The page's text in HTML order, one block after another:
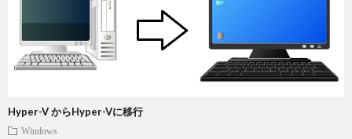
Hyper-V からHyper-Vに移行
Windows